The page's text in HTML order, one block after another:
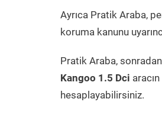
Ayrıca Pratik Araba,
koruma kanunu
Pratik Araba,
Kangoo 1.5 Dci
hesaplayabilirsiniz.